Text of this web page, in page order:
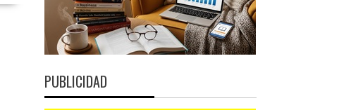
PUBLICIDAD